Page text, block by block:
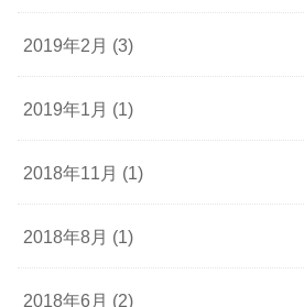
2019年2月 (3)
2019年1月 (1)
2018年11月 (1)
2018年8月 (1)
2018年6月 (2)